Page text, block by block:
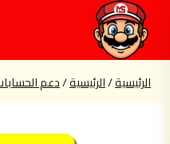
التجاوز
المحتوى
الرئيسية/الرئيسية/دعم